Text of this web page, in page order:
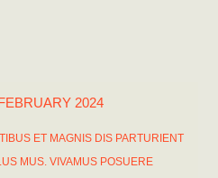
2024
ET MAGNIS DIS PARTURIENT
MUS. VIVAMUS POSUERE